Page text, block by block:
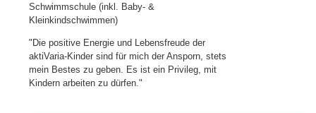
Schwimmschule (inkl. Baby- &
Kleinkindschwimmen)
"Die positive Energie und Lebensfreude der
aktiVaria-Kinder sind für mich der Ansporn, stets
mein Bestes zu geben. Es ist ein Privileg, mit
Kindern arbeiten zu dürfen."